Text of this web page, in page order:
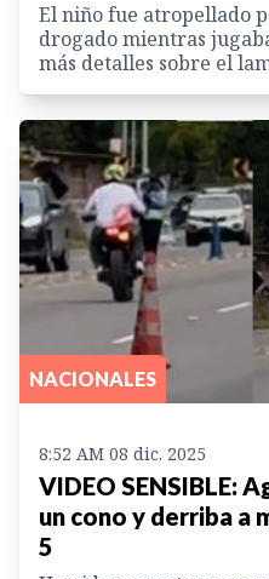
El niño fue atropellado
drogado mientras
más detalles sobre el
NACIONALES
8:52 AM 08 dic. 2025
VIDEO SENSIBLE:
un cono y derriba a
5